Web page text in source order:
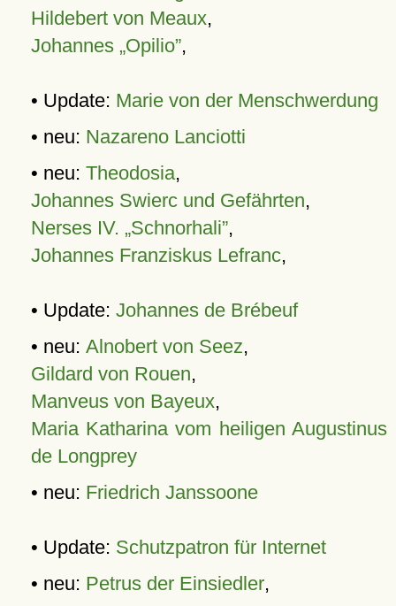
Hildebert von Meaux,
Johannes „Opilio”,
• Update: Marie von der Menschwerdung
• neu: Nazareno Lanciotti
• neu: Theodosia,
Johannes Swierc und Gefährten,
Nerses IV. „Schnorhali”,
Johannes Franziskus Lefranc,
• Update: Johannes de Brébeuf
• neu: Alnobert von Seez,
Gildard von Rouen,
Manveus von Bayeux,
Maria Katharina vom heiligen Augustinus
de Longprey
• neu: Friedrich Janssoone
• Update: Schutzpatron für Internet
• neu: Petrus der Einsiedler,